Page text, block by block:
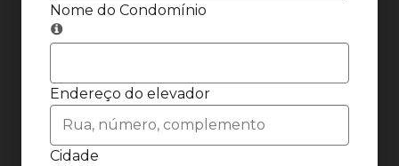
Nome do Condomínio
Endereço do elevador
Cidade